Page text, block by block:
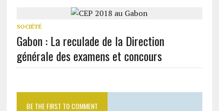
SOCIÉTÉ
Gabon : La reculade de la Direction
générale des examens et concours
BE THE FIRST TO COMMENT